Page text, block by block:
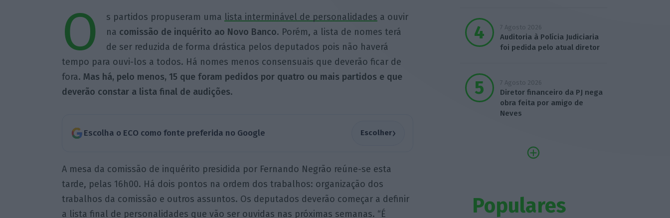
O s partidos propuseram uma lista interminável de personalidades a ouvir
na comissão de inquérito ao Novo Banco. Porém, a lista de nomes terá
de ser reduzida de forma drástica pelos deputados pois não haverá
tempo para ouvi-los a todos. Há nomes menos consensuais que deverão ficar de
fora. Mas há, pelo menos, 15 que foram pedidos por quatro ou mais partidos e que
deverão constar a lista final de audições.
Escolha o ECO como fonte preferida no Google Escolher›
A mesa da comissão de inquérito presidida por Fernando Negrão reúne-se esta
tarde, pelas 16h00. Há dois pontos na ordem dos trabalhos: organização dos
trabalhos da comissão e outros assuntos. Os deputados deverão começar a definir
a lista final de personalidades que vão ser ouvidas nas próximas semanas. “É
7 Agosto 2026
Auditoria à Polícia Judiciaria
foi pedida pelo atual diretor
7 Agosto 2026
Diretor financeiro da PJ nega
obra feita por amigo de
Neves
Populares